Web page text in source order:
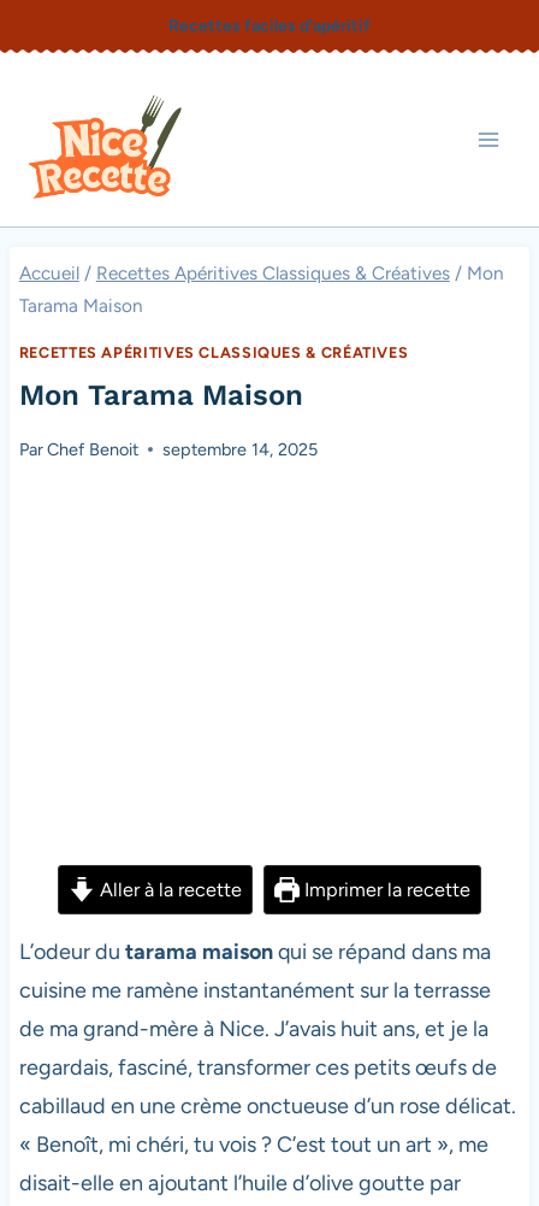
au
Recettes faciles d'apéritif
Accueil / Recettes Apéritives Classiques & Créatives / Mon
Tarama Maison
RECETTES APÉRITIVES CLASSIQUES & CRÉATIVES
Mon Tarama Maison
ParChef Benoit septembre 14, 2025
Aller à la recette Imprimer la recette
L’odeur du tarama maisonqui se répand dans ma
cuisine me ramène instantanément sur la terrasse
de ma grand-mère à Nice. J’avais huit ans, et je la
regardais, fasciné, transformer ces petits œufs de
cabillaud en une crème onctueuse d’un rose délicat.
« Benoît, mi chéri, tu vois ? C’est tout un art », me
disait-elle en ajoutant l’huile d’olive goutte par